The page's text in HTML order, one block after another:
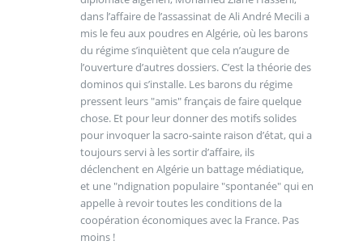
dans l’affaire de l’assassinat de Ali André Mecili a
mis le feu aux poudres en Algérie, où les barons
du régime s’inquiètent que cela n’augure de
l’ouverture d’autres dossiers. C’est la théorie des
dominos qui s’installe. Les barons du régime
pressent leurs "amis" français de faire quelque
chose. Et pour leur donner des motifs solides
pour invoquer la sacro-sainte raison d’état, qui a
toujours servi à les sortir d’affaire, ils
déclenchent en Algérie un battage médiatique,
et une "ndignation populaire "spontanée" qui en
appelle à revoir toutes les conditions de la
coopération économiques avec la France. Pas
moins !